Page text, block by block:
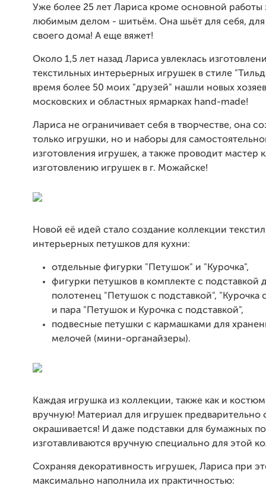
Уже более 25 лет Лариса кроме основной работы
любимым делом - шитьём. Она шьёт для себя,
своего дома! А еще вяжет!
Около 1,5 лет назад Лариса увлеклась
текстильных интерьерных игрушек в стиле
время более 50 моих "друзей" нашли новых
московских и областных ярмарках hand-made!
Лариса не ограничивает себя в творчестве, она
только игрушки, но и наборы для
изготовления игрушек, а также проводит мастер
изготовлению игрушек в г. Можайске!
Новой её идей стало создание коллекции
интерьерных петушков для кухни:
отдельные фигурки "Петушок" и "Курочка",
фигурки петушков в комплекте с подставкой
полотенец "Петушок с подставкой", "Курочка
и пара "Петушок и Курочка с подставкой",
подвесные петушки с кармашками для
мелочей (мини-органайзеры).
Каждая игрушка из коллекции, также как и
вручную! Материал для игрушек предварительно
окрашивается! И даже подставки для бумажных
изготавливаются вручную специально для этой
Сохраняя декоративность игрушек, Лариса при
максимально наполнила их практичностью: